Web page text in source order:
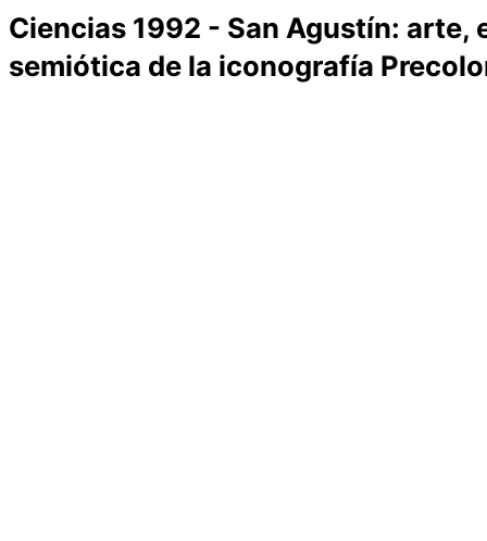
Ciencias 1992 - San Agustín:
semiótica de la iconografía